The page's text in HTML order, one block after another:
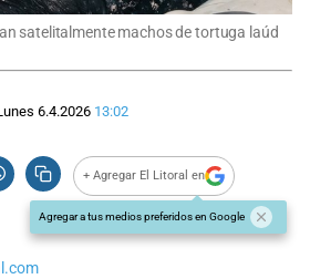
satelitalmente machos de tortuga laúd
6.4.2026 13:02
+ Agregar El Litoral en
Agregar a tus medios preferidos en Google